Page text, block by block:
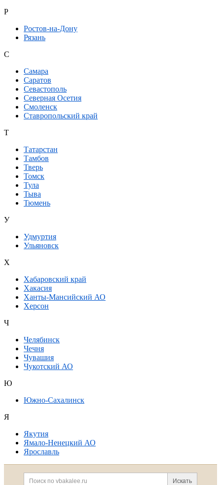
Р
Ростов-на-Дону
Рязань
С
Самара
Саратов
Севастополь
Северная Осетия
Смоленск
Ставропольский край
Т
Татарстан
Тамбов
Тверь
Томск
Тула
Тыва
Тюмень
У
Удмуртия
Ульяновск
Х
Хабаровский край
Хакасия
Ханты-Мансийский АО
Херсон
Ч
Челябинск
Чечня
Чувашия
Чукотский АО
Ю
Южно-Сахалинск
Я
Якутия
Ямало-Ненецкий АО
Ярославль
Дополнительная информация
Поиск по сайту и
Искать